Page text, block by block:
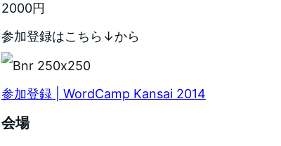
2000円
参加登録はこちら↓から
参加登録 | WordCamp Kansai 2014
会場